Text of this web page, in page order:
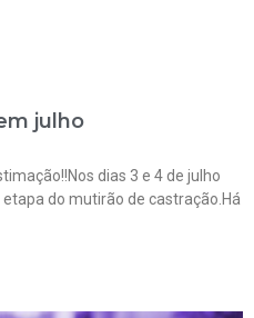
julho
dias 3 e 4 de julho
do mutirão de castração.Há